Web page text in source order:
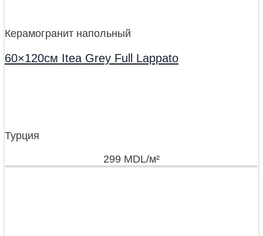
Керамогранит напольный
60×120см Itea Grey Full Lappato
Турция
299 MDL/м²